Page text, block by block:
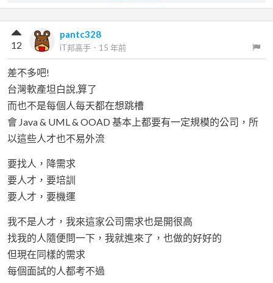
pantc328
iT邦高手 ． 15 年前
12
差不多吧!
台灣軟產坦白說,算了
而也不是每個人每天都在想跳槽
會 Java & UML & OOAD 基本上都要有一定規模的公司，所
以這些人才也不易外流
要找人，降需求
要人才，要培訓
要人才，要機運
我不是人才，我來這家公司需求也是開很高
找我的人隨便問一下，我就進來了，也做的好好的
但現在同樣的需求
每個面試的人都考不過